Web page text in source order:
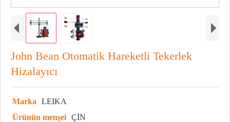
John Bean Otomatik Hareketli Tekerlek
Hizalayıcı
Marka
LEIKA
Ürünün menşei ÇİN